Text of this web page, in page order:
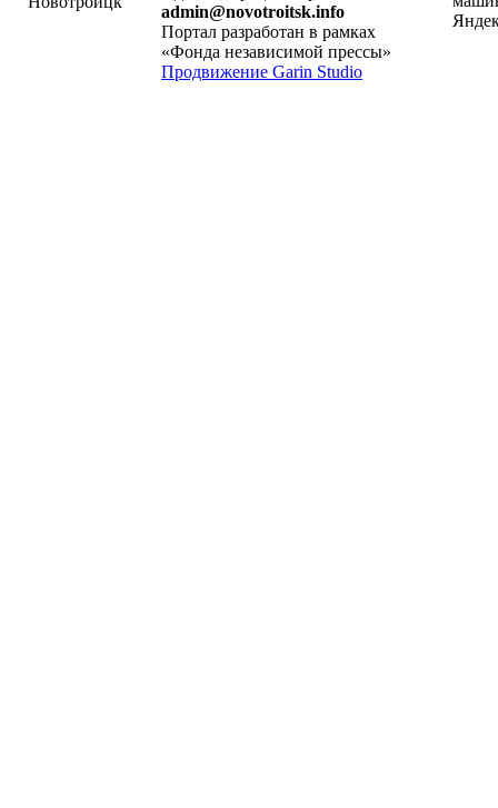
admin@novotroitsk.info
Портал разработан в рамках
«Фонда независимой прессы»
Продвижение Garin Studio